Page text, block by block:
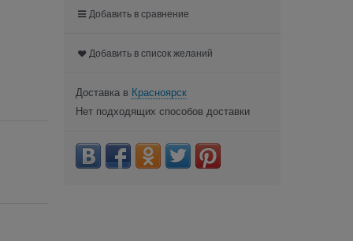
Добавить в сравнение
Добавить в список желаний
Доставка в Красноярск
Нет подходящих способов доставки